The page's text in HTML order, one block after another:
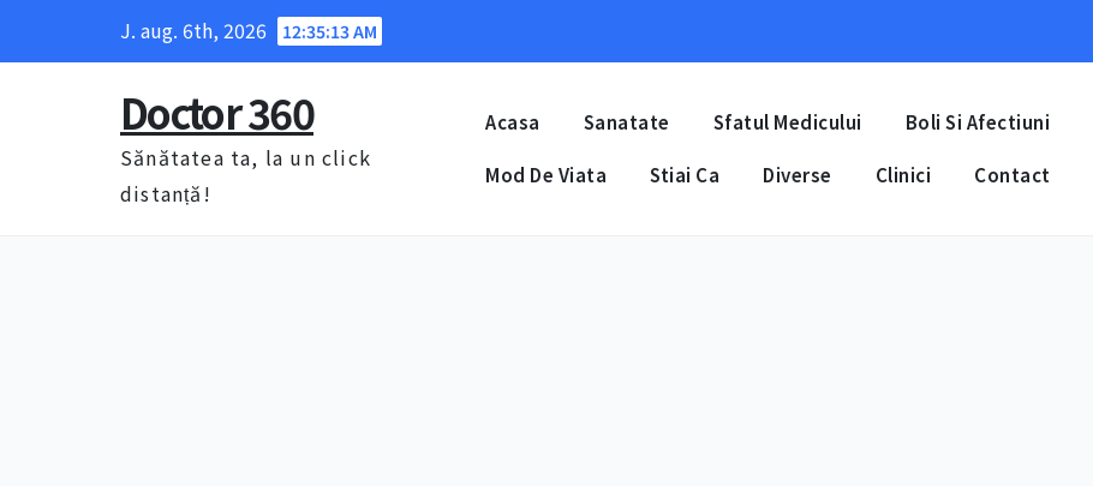
J. aug. 6th, 2026 12:35:14 AM
Doctor 360
Sănătatea ta, la un click
distanță!
Acasa Sanatate Sfatul Medicului Boli Si Afectiuni
Mod De Viata Stiai Ca Diverse Clinici Contact